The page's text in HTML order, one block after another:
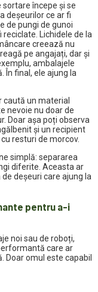
începe și se
deșeurilor ce ar fi
de pungi de gunoi
Lichidele de la
creează nu
pe angajați, dar şi
ambalajele
În final, ele ajung la
caută un material
nevoie nu doar de
Doar așa poți observa
şi un recipient
resturi de morcov.
simplă: separarea
diferite. Aceasta ar
deșeuri care ajung la
pentru a-i
noi sau de roboți,
care ar
Doar omul este capabil